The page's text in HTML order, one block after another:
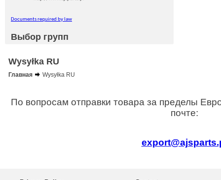
Documents required by law
Выбор групп
Wysyłka RU
Главная Wysyłka RU
По вопросам отправки товара за пределы
почте: